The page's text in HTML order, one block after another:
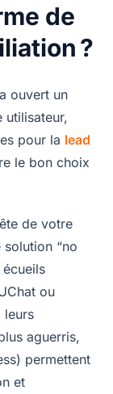
de
?
a ouvert un
utilisateur,
pour la lead
le bon choix
de votre
“no
ou
leurs
aguerris,
permettent
et